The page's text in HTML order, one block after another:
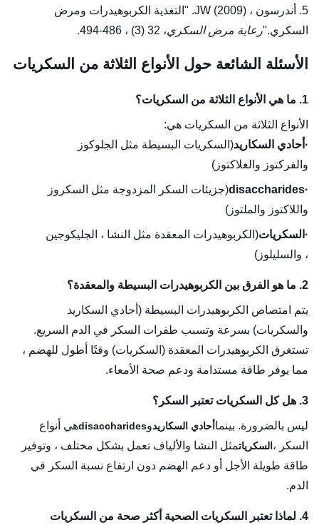
5. أندرسون ، JW (2009). "التغذية الكربوهيدرات ومرض
السكري."رعاية مرض السكري، 32 (3) ، 486-494.
الأسئلة الشائعة حول الأنواع الثلاثة من السكريات
1. ما هي الأنواع الثلاثة من السكريات؟
الأنواع الثلاثة من السكريات هي:
· أحادي السكاريد(السكريات البسيطة مثل الجلوكوز
والفركتوز والغلاكتوز)
·
disaccharides(جزيئات السكر المزدوجة مثل السكروز
واللاكتوز والملتوز)
· السكريات(الكربوهيدرات المعقدة مثل النشا ، الجليكوجين
، والسليلوز)
2. ما هو الفرق بين الكربوهيدرات البسيطة والمعقدة؟
يتم امتصاص الكربوهيدرات البسيطة (أحادي السكاريد
والسكريات) بسرعة وتسبب طفرات السكر في الدم السريع.
تستغرق الكربوهيدرات المعقدة (السكريات) وقتًا أطول للهضم ،
مما يوفر طاقة مستدامة ودعم صحة الأمعاء.
3. هل كل السكريات تعتبر السكر؟
ليس بالضرورة. بينما أحادي السكاريدوdisaccharidesهي أنواع
السكر ، السكرياتمثل النشا والألياف تعمل بشكل مختلف ، وتوفير
طاقة طويلة الأجل أو دعم الهضم دون ارتفاع نسبة السكر في
الدم.
4. لماذا تعتبر السكريات الصحية أكثر صحة من السكريات